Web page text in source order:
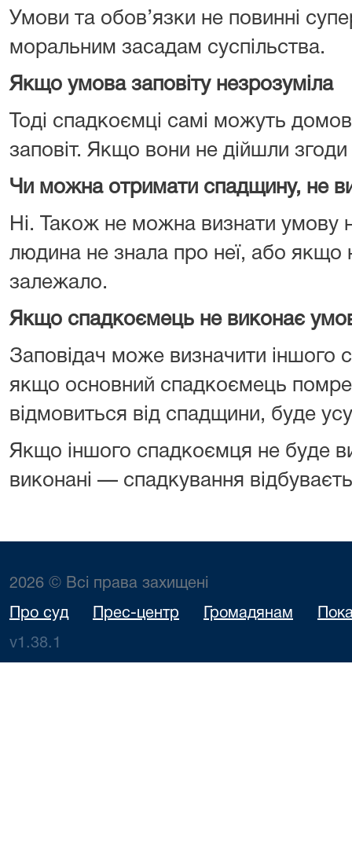
Умови та обов’язки не повинні
моральним засадам суспільства.
Якщо умова заповіту незрозуміла
Тоді спадкоємці самі можуть
заповіт. Якщо вони не дійшли
Чи можна отримати спадщину, не
Ні. Також не можна визнати умову
людина не знала про неї, або якщо
залежало.
Якщо спадкоємець не виконає
Заповідач може визначити іншого
якщо основний спадкоємець
відмовиться від спадщини, буде
Якщо іншого спадкоємця не буде
виконані — спадкування
2026 © Всі права захищені
Про суд Прес-центр Громадянам
v1.38.1